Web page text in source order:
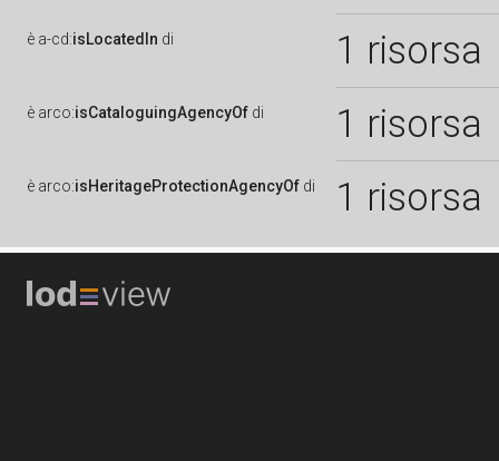
è a-cd:isLocatedIn di 1 risorsa
è arco:isCataloguingAgencyOf di 1 risorsa
è arco:isHeritageProtectionAgencyOf di 1 risorsa